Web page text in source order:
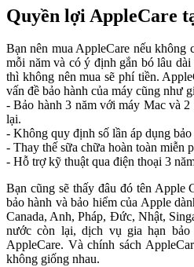
Quyền lợi AppleCare
Bạn nên mua AppleCare nếu không
mỗi năm và có ý định gắn bó lâu
thì không nên mua sẽ phí tiền.
vấn đề bảo hành của máy cũng như
- Bảo hành 3 năm với máy Mac và
lại.
- Không quy định số lần áp dụng bảo
- Thay thế sữa chữa hoàn toàn miễn
- Hỗ trợ kỹ thuật qua điện thoại 3
Bạn cũng sẽ thấy đâu đó tên Apple
bảo hành và bảo hiểm của Apple
Canada, Anh, Pháp, Đức, Nhật,
nước còn lại, dịch vụ gia hạn
AppleCare. Và chính sách
không giống nhau.